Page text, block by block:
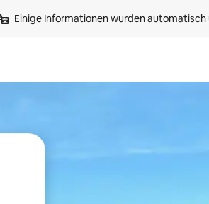
Einige Informationen wurden